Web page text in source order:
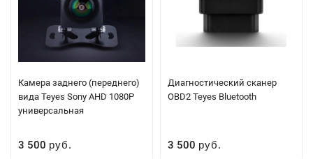
Камера заднего (переднего)
вида Teyes Sony AHD 1080P
универсальная
3 500 руб.
Диагностический сканер
OBD2 Teyes Bluetooth
3 500 руб.